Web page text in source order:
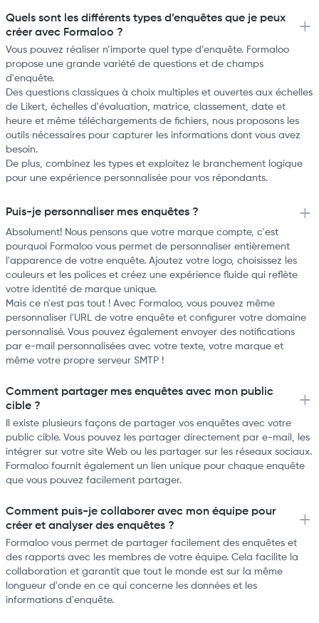
Quels sont les différents types d’enquêtes que je peux
créer avec Formaloo ?
Vous pouvez réaliser n’importe quel type d’enquête. Formaloo
propose une grande variété de questions et de champs
d'enquête.
Des questions classiques à choix multiples et ouvertes aux échelles
de Likert, échelles d'évaluation, matrice, classement, date et
heure et même téléchargements de fichiers, nous proposons les
outils nécessaires pour capturer les informations dont vous avez
besoin.
De plus, combinez les types et exploitez le branchement logique
pour une expérience personnalisée pour vos répondants.
Puis-je personnaliser mes enquêtes ?
Absolument! Nous pensons que votre marque compte, c'est
pourquoi Formaloo vous permet de personnaliser entièrement
l'apparence de votre enquête. Ajoutez votre logo, choisissez les
couleurs et les polices et créez une expérience fluide qui reflète
votre identité de marque unique.
Mais ce n'est pas tout ! Avec Formaloo, vous pouvez même
personnaliser l'URL de votre enquête et configurer votre domaine
personnalisé. Vous pouvez également envoyer des notifications
par e-mail personnalisées avec votre texte, votre marque et
même votre propre serveur SMTP !
Comment partager mes enquêtes avec mon public
cible ?
Il existe plusieurs façons de partager vos enquêtes avec votre
public cible. Vous pouvez les partager directement par e-mail, les
intégrer sur votre site Web ou les partager sur les réseaux sociaux.
Formaloo fournit également un lien unique pour chaque enquête
que vous pouvez facilement partager.
Comment puis-je collaborer avec mon équipe pour
créer et analyser des enquêtes ?
Formaloo vous permet de partager facilement des enquêtes et
des rapports avec les membres de votre équipe. Cela facilite la
collaboration et garantit que tout le monde est sur la même
longueur d'onde en ce qui concerne les données et les
informations d'enquête.